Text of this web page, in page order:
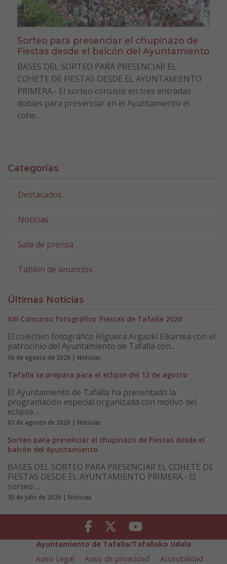
Sorteo para presenciar el chupinazo de
Fiestas desde el balcón del Ayuntamiento
BASES DEL SORTEO PARA PRESENCIAR EL
COHETE DE FIESTAS DESDE EL AYUNTAMIENTO
PRIMERA.- El sorteo consiste en tres entradas
dobles para presenciar en el Ayuntamiento el
cohe...
Categorías
Destacados
Noticias
Sala de prensa
Tablón de anuncios
Últimas Noticias
XIII Concurso fotográfico ‘Fiestas de Tafalla 2026’
El colectivo fotográfico Higuera Argazki Elkartea con el
patrocinio del Ayuntamiento de Tafalla con...
06 de agosto de 2026 | Noticias
Tafalla se prepara para el eclipse del 12 de agosto
El Ayuntamiento de Tafalla ha presentado la
programación especial organizada con motivo del
eclipse...
03 de agosto de 2026 | Noticias
Sorteo para presenciar el chupinazo de Fiestas desde el
balcón del Ayuntamiento
BASES DEL SORTEO PARA PRESENCIAR EL COHETE DE
FIESTAS DESDE EL AYUNTAMIENTO PRIMERA.- El
sorteo ...
30 de julio de 2026 | Noticias
Facebook Twitter Youtube
Ayuntamiento de Tafalla/Tafallako Udala
Aviso Legal
Aviso de privacidad Accesibilidad